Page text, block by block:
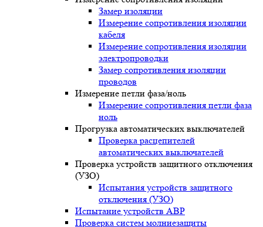
Замер изоляции
Измерение сопротивления изоляции
кабеля
Измерение сопротивления изоляции
электропроводки
Замер сопротивления изоляции
проводов
Измерение петли фаза/ноль
Измерение сопротивления петли фаза
ноль
Прогрузка автоматических выключателей
Проверка расцепителей
автоматических выключателей
Проверка устройств защитного отключения
(УЗО)
Испытания устройств защитного
отключения (УЗО)
Испытание устройств АВР
Проверка систем молниезащиты